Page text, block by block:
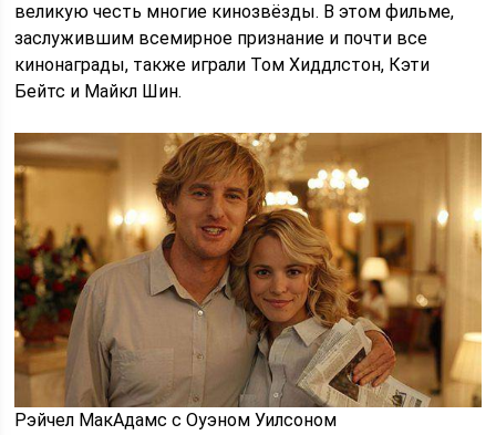
великую честь многие кинозвёзды. В этом фильме,
заслужившим всемирное признание и почти все
кинонаграды, также играли Том Хиддлстон, Кэти
Бейтс и Майкл Шин.
Рэйчел МакАдамс с Оуэном Уилсоном